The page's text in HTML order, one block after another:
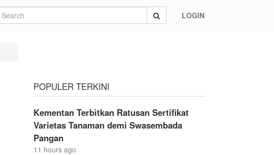
LOGIN
POPULER TERKINI
Kementan Terbitkan Ratusan Sertifikat
Varietas Tanaman demi Swasembada
Pangan
11 hours ago